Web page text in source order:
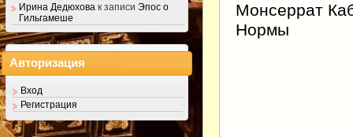
Монсеррат
Нормы
Ирина Дедюхова к записи Эпос о
Гильгамеше
Авторизация
Вход
Регистрация